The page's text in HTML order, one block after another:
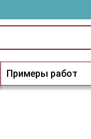
Примеры работ